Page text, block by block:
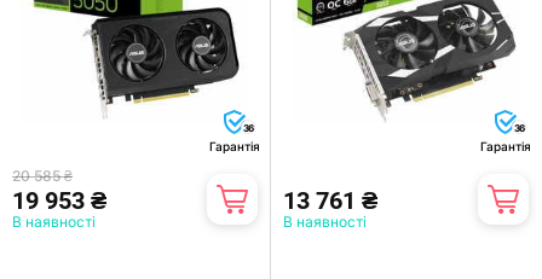
36
Гарантія
20 585 ₴
19 953 ₴
В наявності
36
Гарантія
13 761 ₴
В наявності